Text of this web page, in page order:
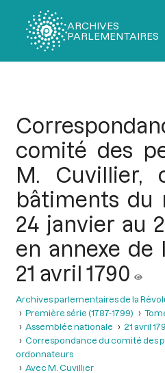
ARCHIVES
PARLEMENTAIRES
comité des
M. Cuvillier,
bâtiments du
24 janvier au
en annexe de
21 avril 1790
Archives parlementaires de la
Première série (1787-1799)
Assemblée nationale
21 avril
Correspondance du comité des
ordonnateurs
Avec M. Cuvillier